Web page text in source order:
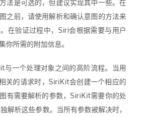
之前，请使用解析和确认意图的方法来
在验证过程中，Siri会根据需要与用户
你所需的附加信息。
一个处理对象之间的高阶流程。当用
关的请求时，SiriKit会创建一个相应的
有需要解析的参数，SiriKit需要你的处
解析这些参数。当所有参数被解决时，